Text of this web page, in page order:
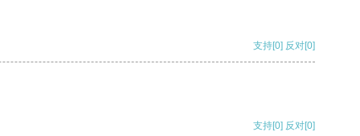
支持[0] 反对[0]
支持[0] 反对[0]